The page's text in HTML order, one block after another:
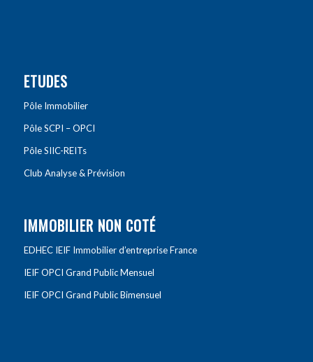
ETUDES
Pôle Immobilier
Pôle SCPI – OPCI
Pôle SIIC-REITs
Club Analyse & Prévision
IMMOBILIER NON COTÉ
EDHEC IEIF Immobilier d’entreprise France
IEIF OPCI Grand Public Mensuel
IEIF OPCI Grand Public Bimensuel